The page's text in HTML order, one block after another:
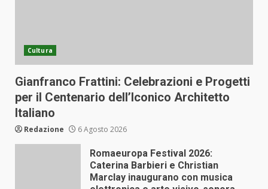
Cultura
Gianfranco Frattini: Celebrazioni e Progetti
per il Centenario dell’Iconico Architetto
Italiano
Redazione 6 Agosto 2026
Romaeuropa Festival 2026:
Caterina Barbieri e Christian
Marclay inaugurano con musica